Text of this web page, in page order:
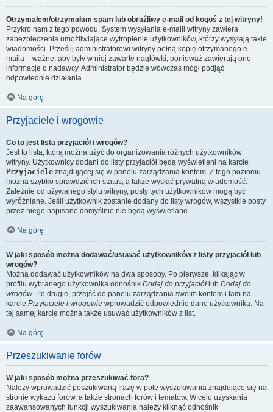
Otrzymałem/otrzymałam spam lub obraźliwy e-mail od kogoś z tej witryny!
Przykro nam z tego powodu. System wysyłania e-maili witryny zawiera
zabezpieczenia umożliwiające wytropienie użytkowników, którzy wysyłają takie
wiadomości. Prześlij administratorowi witryny pełną kopię otrzymanego e-
maila – ważne, aby były w niej zawarte nagłówki, ponieważ zawierają one
informacje o nadawcy. Administrator będzie wówczas mógł podjąć
odpowiednie działania.
Na górę
Przyjaciele i wrogowie
Co to jest lista przyjaciół i wrogów?
Jest to lista, którą można użyć do organizowania różnych użytkowników
witryny. Użytkownicy dodani do listy przyjaciół będą wyświetleni na karcie
Przyjaciele znajdującej się w panelu zarządzania kontem. Z tego poziomu
można szybko sprawdzić ich status, a także wysłać prywatną wiadomość.
Zależnie od używanego stylu witryny, posty tych użytkowników mogą być
wyróżniane. Jeśli użytkownik zostanie dodany do listy wrogów, wszystkie posty
przez niego napisane domyślnie nie będą wyświetlane.
Na górę
W jaki sposób można dodawać/usuwać użytkowników z listy przyjaciół lub
wrogów?
Można dodawać użytkowników na dwa sposoby. Po pierwsze, klikając w
profilu wybranego użytkownika odnośnik Dodaj do przyjaciół lub Dodaj do
wrogów. Po drugie, przejść do panelu zarządzania swoim kontem i tam na
karcie Przyjaciele i wrogowie wprowadzić odpowiednie dane użytkownika. Na
tej samej karcie można także usuwać użytkowników z list.
Na górę
Przeszukiwanie forów
W jaki sposób można przeszukiwać fora?
Należy wprowadzić poszukiwaną frazę w pole wyszukiwania znajdujące się na
stronie wykazu forów, a także stronach forów i tematów. W celu uzyskania
zaawansowanych funkcji wyszukiwania należy kliknąć odnośnik